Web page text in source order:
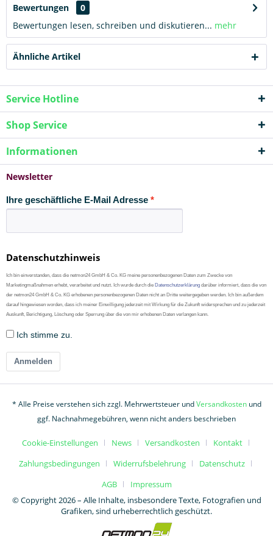
Bewertungen
0
Bewertungen lesen, schreiben und diskutieren... mehr
Ähnliche Artikel
Service Hotline
Shop Service
Informationen
Newsletter
Ihre geschäftliche E-Mail Adresse
Datenschutzhinweis
Ich bin einverstanden, dass die netmon24 GmbH & Co. KG meine personenbezogenen Daten zum Zwecke von
Marketingmaßnahmen erhebt, verarbeitet und nutzt. Ich wurde durch die Datenschutzerklärung darüber informiert, dass die von
der netmon24 GmbH & Co. KG erhobenen personenbezogenen Daten nicht an Dritte weitergegeben werden. Ich bin außerdem
darauf hingewiesen worden, dass ich meiner Einwilligung jederzeit mit Wirkung für die Zukunft widersprechen und zu jederzeit
Auskunft, Berichtigung, Löschung oder Sperrung über die von mir erhobenen Daten verlangen kann.
Ich stimme zu.
Anmelden
* Alle Preise verstehen sich zzgl. Mehrwertsteuer undVersandkostenund
ggf. Nachnahmegebühren, wenn nicht anders beschrieben
Cookie-Einstellungen News Versandkosten
Kontakt
Zahlungsbedingungen
Widerrufsbelehrung
Datenschutz
AGB
Impressum
© Copyright 2026 – Alle Inhalte, insbesondere Texte, Fotografien und
Grafiken, sind urheberrechtlich geschützt.